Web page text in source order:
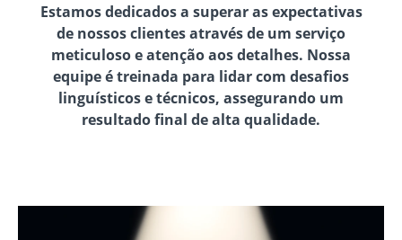
Estamos dedicados a superar as expectativas
de nossos clientes através de um serviço
meticuloso e atenção aos detalhes. Nossa
equipe é treinada para lidar com desafios
linguísticos e técnicos, assegurando um
resultado final de alta qualidade.